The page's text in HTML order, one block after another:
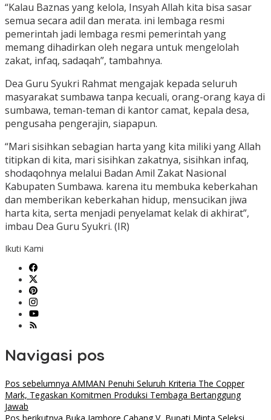
“Kalau Baznas yang kelola, Insyah Allah kita bisa sasar
semua secara adil dan merata. ini lembaga resmi
pemerintah jadi lembaga resmi pemerintah yang
memang dihadirkan oleh negara untuk mengelolah
zakat, infaq, sadaqah”, tambahnya.
Dea Guru Syukri Rahmat mengajak kepada seluruh
masyarakat sumbawa tanpa kecuali, orang-orang kaya di
sumbawa, teman-teman di kantor camat, kepala desa,
pengusaha pengerajin, siapapun.
“Mari sisihkan sebagian harta yang kita miliki yang Allah
titipkan di kita, mari sisihkan zakatnya, sisihkan infaq,
shodaqohnya melalui Badan Amil Zakat Nasional
Kabupaten Sumbawa. karena itu membuka keberkahan
dan memberikan keberkahan hidup, mensucikan jiwa
harta kita, serta menjadi penyelamat kelak di akhirat”,
imbau Dea Guru Syukri. (IR)
Ikuti Kami
Navigasi pos
Pos sebelumnya AMMAN Penuhi Seluruh Kriteria The Copper
Mark, Tegaskan Komitmen Produksi Tembaga Bertanggung
Jawab